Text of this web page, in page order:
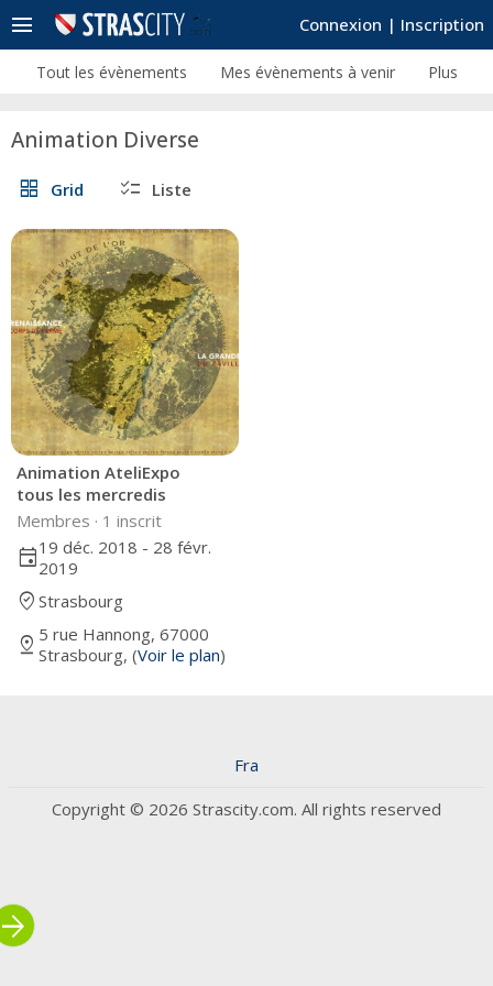
Connexion | Inscription
menu
Tout les évènements Mes évènements à venir Plus
Animation Diverse
grid_view Grid checklist Liste
Animation AteliExpo
tous les mercredis
Membres · 1 inscrit
event19 déc. 2018 - 28 févr.
2019
where_to_vote Strasbourg
pin_drop 5 rue Hannong, 67000
Strasbourg, (Voir le plan)
Fra
Copyright © 2026 Strascity.com. All rights reserved